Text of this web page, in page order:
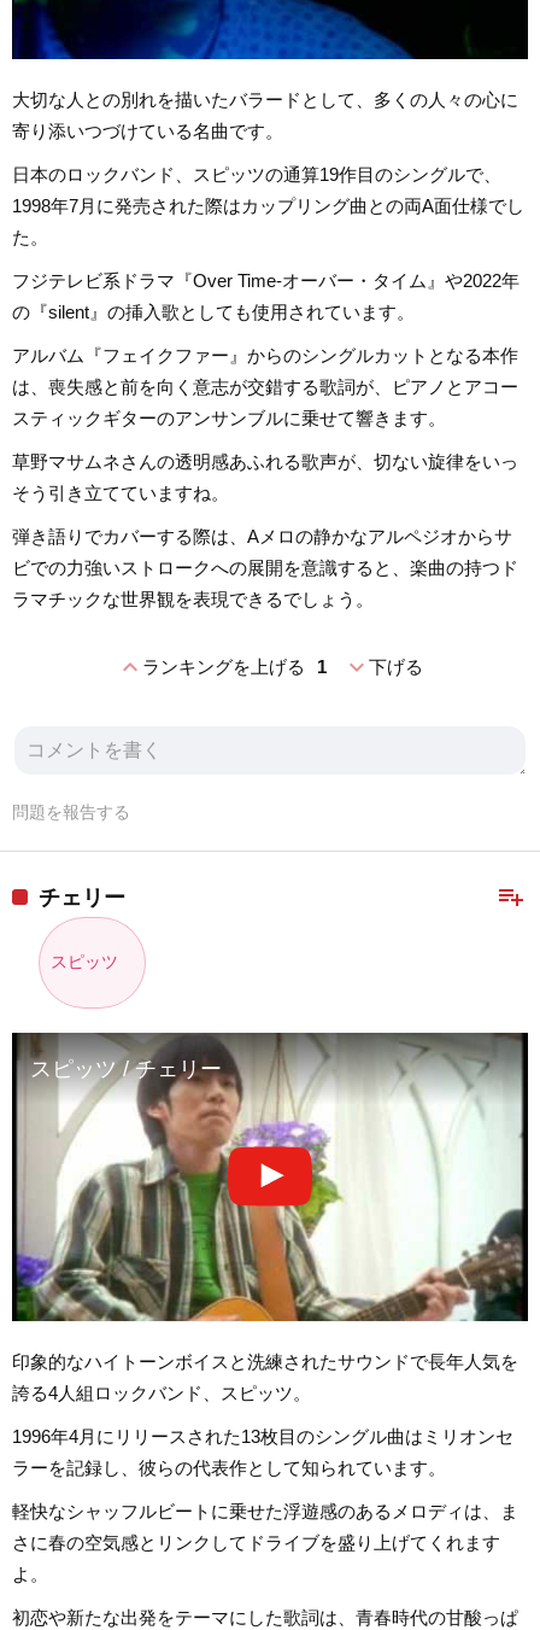
大切な人との別れを描いたバラードとして、多くの人々の心に
寄り添いつづけている名曲です。
日本のロックバンド、スピッツの通算19作目のシングルで、
1998年7月に発売された際はカップリング曲との両A面仕様でし
た。
フジテレビ系ドラマ『Over Time-オーバー・タイム』や2022年
の『silent』の挿入歌としても使用されています。
アルバム『フェイクファー』からのシングルカットとなる本作
は、喪失感と前を向く意志が交錯する歌詞が、ピアノとアコー
スティックギターのアンサンブルに乗せて響きます。
草野マサムネさんの透明感あふれる歌声が、切ない旋律をいっ
そう引き立てていますね。
弾き語りでカバーする際は、Aメロの静かなアルペジオからサ
ビでの力強いストロークへの展開を意識すると、楽曲の持つド
ラマチックな世界観を表現できるでしょう。
expand_lessランキングを上げる 1 expand_more下げる
問題を報告する
playlist_add
チェリー
スピッツ
スピッツ / チェリー
印象的なハイトーンボイスと洗練されたサウンドで長年人気を
誇る4人組ロックバンド、スピッツ。
1996年4月にリリースされた13枚目のシングル曲はミリオンセ
ラーを記録し、彼らの代表作として知られています。
軽快なシャッフルビートに乗せた浮遊感のあるメロディは、ま
さに春の空気感とリンクしてドライブを盛り上げてくれます
よ。
初恋や新たな出発をテーマにした歌詞は、青春時代の甘酸っぱ